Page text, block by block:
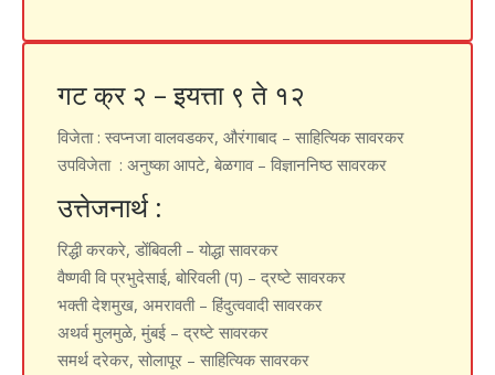
गट क्र २ – इयत्ता ९ ते १२
विजेता : स्वप्नजा वालवडकर, औरंगाबाद – साहित्यिक सावरकर
उपविजेता : अनुष्का आपटे, बेळगाव – विज्ञाननिष्ठ सावरकर
उत्तेजनार्थ :
रिद्धी करकरे, डोंबिवली – योद्धा सावरकर
वैष्णवी वि प्रभुदेसाई, बोरिवली (प) – द्रष्टे सावरकर
भक्ती देशमुख, अमरावती – हिंदुत्ववादी सावरकर
अथर्व मुलमुळे, मुंबई – द्रष्टे सावरकर
समर्थ दरेकर, सोलापूर – साहित्यिक सावरकर